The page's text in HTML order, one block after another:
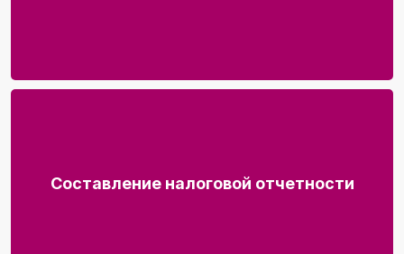
Составление налоговой отчетности